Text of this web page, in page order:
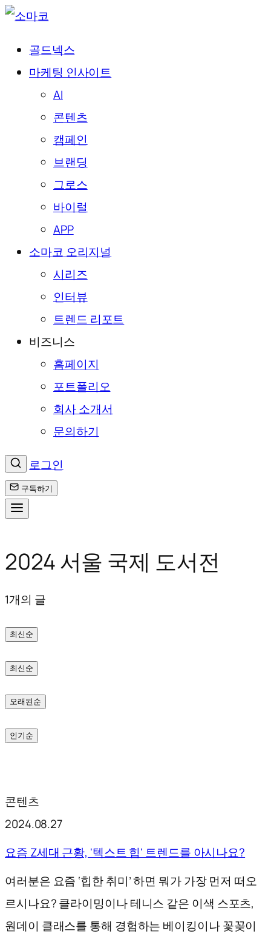
골드넥스
마케팅 인사이트
AI
콘텐츠
캠페인
브랜딩
그로스
바이럴
APP
소마코 오리지널
시리즈
인터뷰
트렌드 리포트
비즈니스
홈페이지
포트폴리오
회사 소개서
문의하기
로그인
구독하기
텐
로
로
가
2024 서울 국제 도서전
1개의 글
최신순
최신순
오래된순
인기순
콘텐츠
2024.08.27
요즘 Z세대 근황, '텍스트 힙' 트렌드를 아시나요?
여러분은 요즘 ‘힙한 취미’ 하면 뭐가 가장 먼저 떠오
르시나요? 클라이밍이나 테니스 같은 이색 스포츠,
원데이 클래스를 통해 경험하는 베이킹이나 꽃꽂이